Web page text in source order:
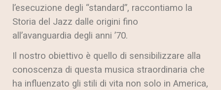
l’esecuzione degli “standard”, raccontiamo la
Storia del Jazz dalle origini fino
all’avanguardia degli anni ’70.
Il nostro obiettivo è quello di sensibilizzare alla
conoscenza di questa musica straordinaria che
ha influenzato gli stili di vita non solo in America,